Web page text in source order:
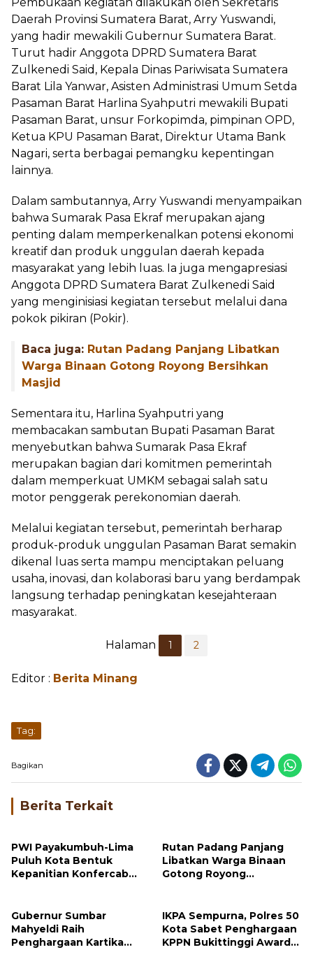
Daerah Provinsi Sumatera Barat, Arry Yuswandi,
yang hadir mewakili Gubernur Sumatera Barat.
Turut hadir Anggota DPRD Sumatera Barat
Zulkenedi Said, Kepala Dinas Pariwisata Sumatera
Barat Lila Yanwar, Asisten Administrasi Umum Setda
Pasaman Barat Harlina Syahputri mewakili Bupati
Pasaman Barat, unsur Forkopimda, pimpinan OPD,
Ketua KPU Pasaman Barat, Direktur Utama Bank
Nagari, serta berbagai pemangku kepentingan
lainnya.
Dalam sambutannya, Arry Yuswandi menyampaikan
bahwa Sumarak Pasa Ekraf merupakan ajang
penting dalam memperkenalkan potensi ekonomi
kreatif dan produk unggulan daerah kepada
masyarakat yang lebih luas. Ia juga mengapresiasi
Anggota DPRD Sumatera Barat Zulkenedi Said
yang menginisiasi kegiatan tersebut melalui dana
pokok pikiran (Pokir).
Baca juga: Rutan Padang Panjang Libatkan
Warga Binaan Gotong Royong Bersihkan
Masjid
Sementara itu, Harlina Syahputri yang
membacakan sambutan Bupati Pasaman Barat
menyebutkan bahwa Sumarak Pasa Ekraf
merupakan bagian dari komitmen pemerintah
dalam memperkuat UMKM sebagai salah satu
motor penggerak perekonomian daerah.
Melalui kegiatan tersebut, pemerintah berharap
produk-produk unggulan Pasaman Barat semakin
dikenal luas serta mampu menciptakan peluang
usaha, inovasi, dan kolaborasi baru yang berdampak
langsung terhadap peningkatan kesejahteraan
masyarakat.
Halaman 1 2
Editor : Berita Minang
Tag:
Bagikan
Berita Terkait
PWI Payakumbuh-Lima
Puluh Kota Bentuk
Kepanitian Konfercab
Rutan Padang Panjang
Libatkan Warga Binaan
Gotong Royong
Gubernur Sumbar
Mahyeldi Raih
Penghargaan Kartika
IKPA Sempurna, Polres 50
Kota Sabet Penghargaan
KPPN Bukittinggi Awards